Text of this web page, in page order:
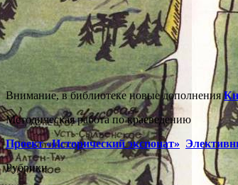
Внимание, в библиотеке новые дополнения
Методическая работа по краеведению
Проект «Исторический экспонат»
Рубрики